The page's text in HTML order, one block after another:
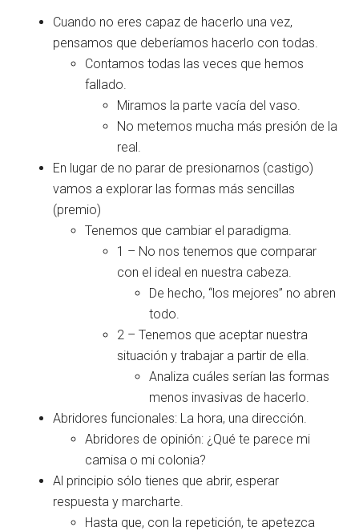
Cuando no eres capaz de hacerlo una vez,
pensamos que deberíamos hacerlo con todas.
Contamos todas las veces que hemos
fallado.
Miramos la parte vacía del vaso.
No metemos mucha más presión de la
real.
En lugar de no parar de presionarnos (castigo)
vamos a explorar las formas más sencillas
(premio)
Tenemos que cambiar el paradigma.
1 – No nos tenemos que comparar
con el ideal en nuestra cabeza.
De hecho, “los mejores” no abren
todo.
2 – Tenemos que aceptar nuestra
situación y trabajar a partir de ella.
Analiza cuáles serían las formas
menos invasivas de hacerlo.
Abridores funcionales: La hora, una dirección.
Abridores de opinión: ¿Qué te parece mi
camisa o mi colonia?
Al principio sólo tienes que abrir, esperar
respuesta y marcharte.
Hasta que, con la repetición, te apetezca